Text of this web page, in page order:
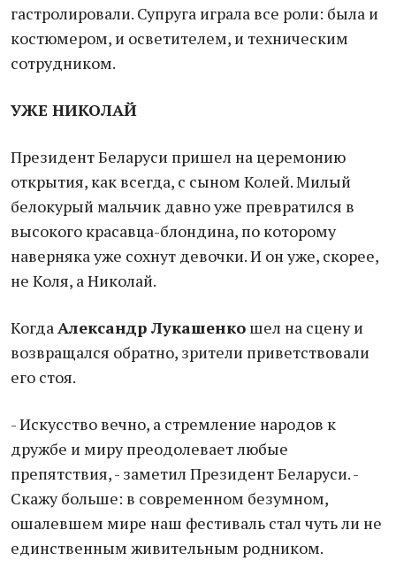
гастролировали. Супруга играла все роли: была и
костюмером, и осветителем, и техническим
сотрудником.
УЖЕ НИКОЛАЙ
Президент Беларуси пришел на церемонию
открытия, как всегда, с сыном Колей. Милый
белокурый мальчик давно уже превратился в
высокого красавца-блондина, по которому
наверняка уже сохнут девочки. И он уже, скорее,
не Коля, а Николай.
КогдаАлександр Лукашенко шел на сцену и
возвращался обратно, зрители приветствовали
его стоя.
- Искусство вечно, а стремление народов к
дружбе и миру преодолевает любые
препятствия, - заметил Президент Беларуси. -
Скажу больше: в современном безумном,
ошалевшем мире наш фестиваль стал чуть ли не
единственным живительным родником.